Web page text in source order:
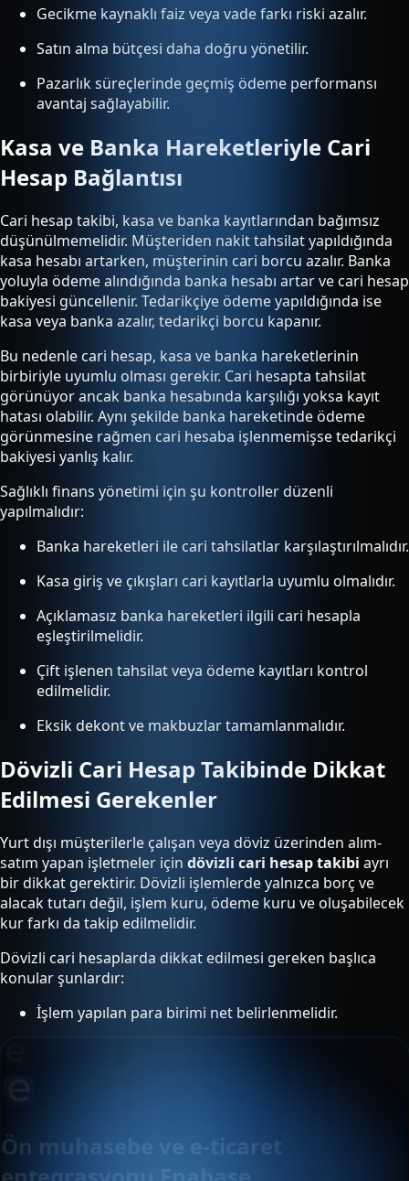
Gecikme kaynaklı faiz veya vade farkı riski azalır.
Satın alma bütçesi daha doğru yönetilir.
Pazarlık süreçlerinde geçmiş ödeme performansı
avantaj sağlayabilir.
Kasa ve Banka Hareketleriyle Cari
Hesap Bağlantısı
Cari hesap takibi, kasa ve banka kayıtlarından bağımsız
düşünülmemelidir. Müşteriden nakit tahsilat yapıldığında
kasa hesabı artarken, müşterinin cari borcu azalır. Banka
yoluyla ödeme alındığında banka hesabı artar ve cari hesap
bakiyesi güncellenir. Tedarikçiye ödeme yapıldığında ise
kasa veya banka azalır, tedarikçi borcu kapanır.
Bu nedenle cari hesap, kasa ve banka hareketlerinin
birbiriyle uyumlu olması gerekir. Cari hesapta tahsilat
görünüyor ancak banka hesabında karşılığı yoksa kayıt
hatası olabilir. Aynı şekilde banka hareketinde ödeme
görünmesine rağmen cari hesaba işlenmemişse tedarikçi
bakiyesi yanlış kalır.
Sağlıklı finans yönetimi için şu kontroller düzenli
yapılmalıdır:
Banka hareketleri ile cari tahsilatlar karşılaştırılmalıdır.
Kasa giriş ve çıkışları cari kayıtlarla uyumlu olmalıdır.
Açıklamasız banka hareketleri ilgili cari hesapla
eşleştirilmelidir.
Çift işlenen tahsilat veya ödeme kayıtları kontrol
edilmelidir.
Eksik dekont ve makbuzlar tamamlanmalıdır.
Dövizli Cari Hesap Takibinde Dikkat
Edilmesi Gerekenler
Yurt dışı müşterilerle çalışan veya döviz üzerinden alım-
satım yapan işletmeler için dövizli cari hesap takibi ayrı
bir dikkat gerektirir. Dövizli işlemlerde yalnızca borç ve
alacak tutarı değil, işlem kuru, ödeme kuru ve oluşabilecek
kur farkı da takip edilmelidir.
Dövizli cari hesaplarda dikkat edilmesi gereken başlıca
konular şunlardır:
İşlem yapılan para birimi net belirlenmelidir.
Ön muhasebe ve e-ticaret